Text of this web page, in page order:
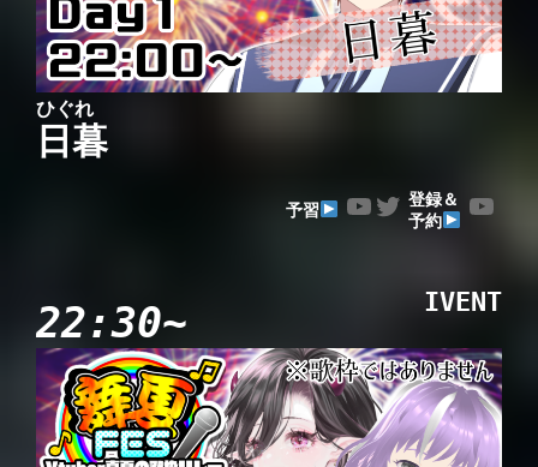
ひぐれ
日暮
予習 YouTube Twitter
登録＆
予約
YouTube
22:30~ IVENT